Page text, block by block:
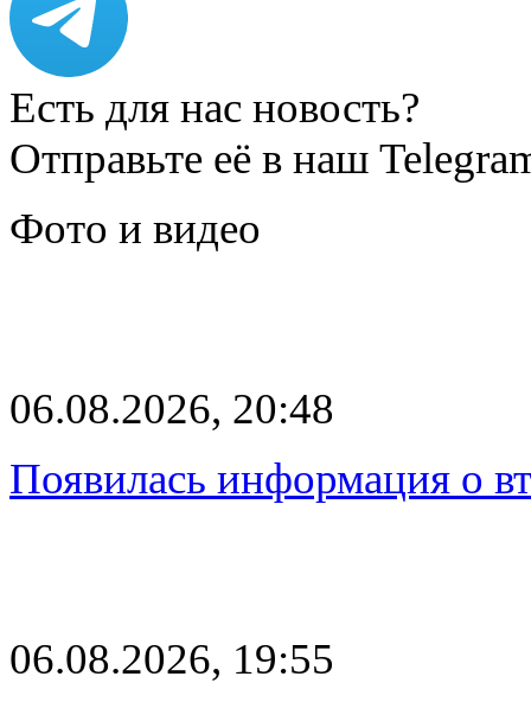
Есть для нас новость?
Отправьте её в наш
Фото и видео
06.08.2026, 20:48
Появилась информация о
06.08.2026, 19:55